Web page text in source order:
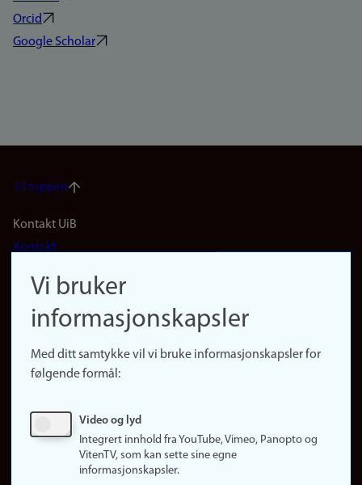
Orcid
Google Scholar
Til toppen
Footer
(no)
Kontakt UiB
Kontakt
Finn forsker
Presse
Finn studier
Ledige stillinger
Vi bruker
informasjonskapsler
Med ditt samtykke vil vi bruke informasjonskapsler for
følgende formål:
Video og lyd
Integrert innhold fra YouTube, Vimeo, Panopto og
VitenTV, som kan sette sine egne
informasjonskapsler.